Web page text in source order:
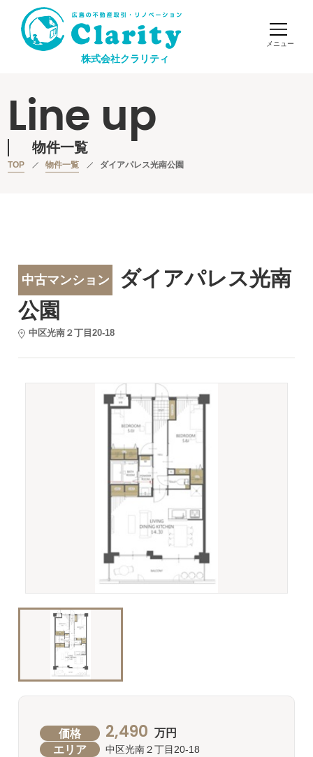
株式会社クラリティ
Line up
物件一覧
TOP 物件一覧 ダイアパレス光南公園
中古マンション
ダイアパレス光南
公園
中区光南２丁目20-18
価格 2,490 万円
エリア 中区光南２丁目20-18